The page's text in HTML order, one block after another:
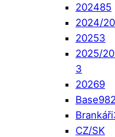
202485
2024/
20253
2025/
3
20269
Base982
Brankáři
CZ/SK